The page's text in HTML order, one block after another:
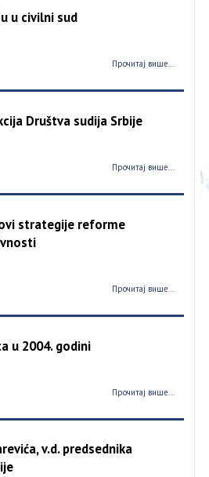
u civilni sud
Прочитај више...
Društva sudija Srbije
Прочитај више...
strategije reforme
Прочитај више...
u 2004. godini
Прочитај више...
v.d. predsednika